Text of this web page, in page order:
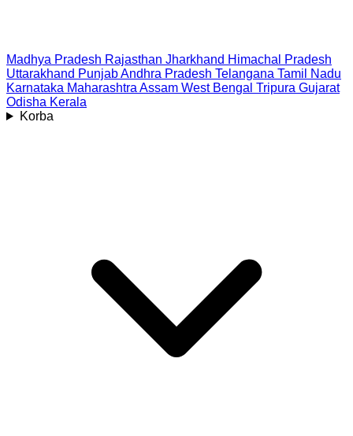
Madhya Pradesh Rajasthan Jharkhand Himachal Pradesh
Uttarakhand PunjabAndhra Pradesh Telangana Tamil Nadu
Karnataka Maharashtra Assam West Bengal Tripura Gujarat
Odisha Kerala
Korba